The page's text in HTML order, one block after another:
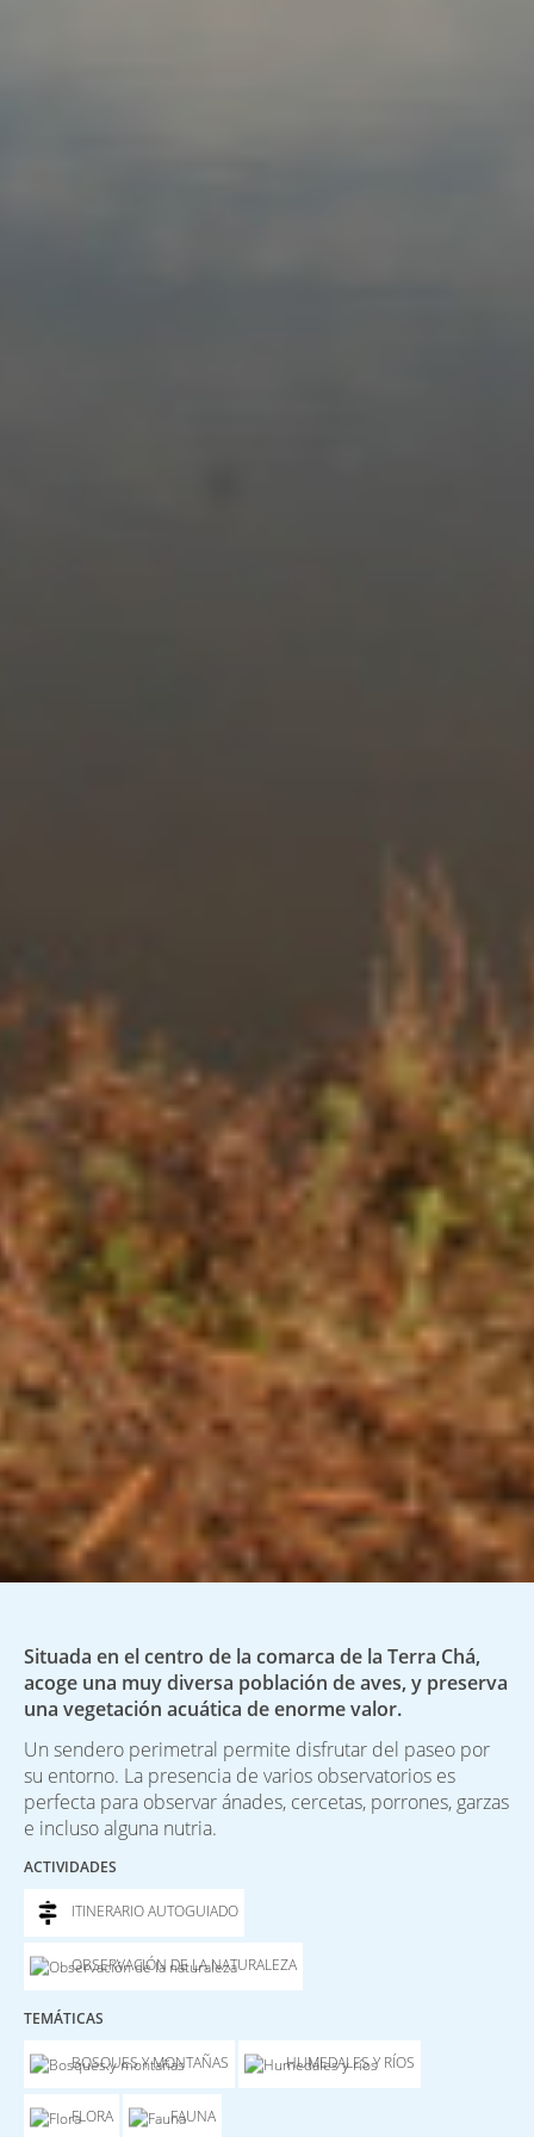
Situada en el centro de la comarca de la Terra Chá,
acoge una muy diversa población de aves, y preserva
una vegetación acuática de enorme valor.
Un sendero perimetral permite disfrutar del paseo por
su entorno. La presencia de varios observatorios es
perfecta para observar ánades, cercetas, porrones, garzas
e incluso alguna nutria.
ACTIVIDADES
ITINERARIO AUTOGUIADO
OBSERVACIÓN DE LA NATURALEZA
TEMÁTICAS
BOSQUES Y MONTAÑAS HUMEDALES Y RÍOS
FLORA FAUNA